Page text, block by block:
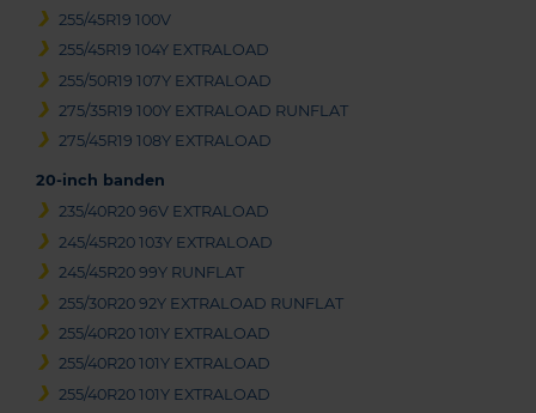
255/45R19 100V
255/45R19 104Y EXTRALOAD
255/50R19 107Y EXTRALOAD
275/35R19 100Y EXTRALOAD RUNFLAT
275/45R19 108Y EXTRALOAD
20-inch banden
235/40R20 96V EXTRALOAD
245/45R20 103Y EXTRALOAD
245/45R20 99Y RUNFLAT
255/30R20 92Y EXTRALOAD RUNFLAT
255/40R20 101Y EXTRALOAD
255/40R20 101Y EXTRALOAD
255/40R20 101Y EXTRALOAD